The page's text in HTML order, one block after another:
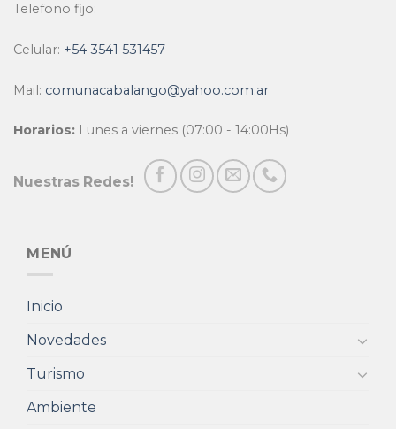
Telefono fijo:
Celular: +54 3541 531457
Mail: comunacabalango@yahoo.com.ar
Horarios: Lunes a viernes (07:00 - 14:00Hs)
Nuestras Redes!
MENÚ
Inicio
Novedades
Turismo
Ambiente